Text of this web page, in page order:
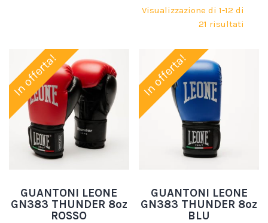
Visualizzazione di 1-12 di
21 risultati
In offerta!
GUANTONI LEONE
GN383 THUNDER 8oz
ROSSO
In offerta!
GUANTONI LEONE
GN383 THUNDER 8oz
BLU